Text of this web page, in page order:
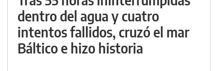
dentro del agua y cuatro
intentos fallidos, cruzó el mar
Báltico e hizo historia